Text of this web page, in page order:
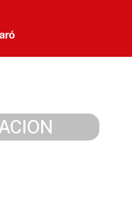
Cerca